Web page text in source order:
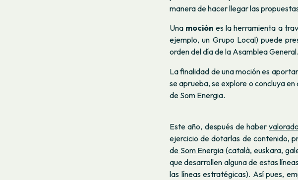
manera de hacer llegar las
Una moción es la herramienta a
ejemplo, un Grupo Local) puede
orden del día de la Asamblea General.
La finalidad de una moción es
se aprueba, se explore o concluya
de Som Energia.
Este año, después de haber
ejercicio de dotarlas de contenido,
de Som Energia (català, euskara,
que desarrollen alguna de estas
las líneas estratégicas). Así pues,